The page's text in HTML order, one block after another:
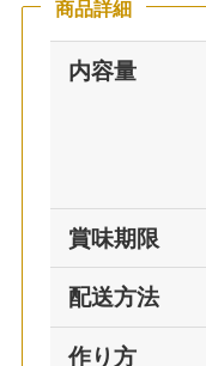
商品詳細
内容量
賞味期限
配送方法
作り方